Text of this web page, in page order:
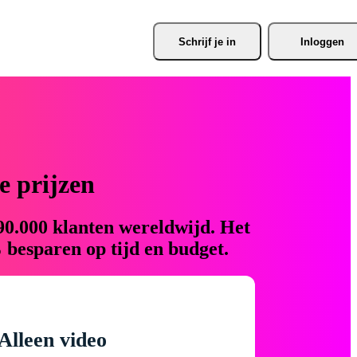
Schrijf je in Inloggen
prijzen
klanten wereldwijd. Het
op tijd en budget.
video